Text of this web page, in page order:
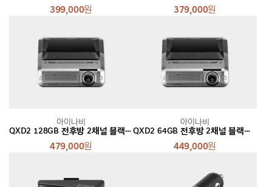
399,000원 379,000원
QXD2 128GB 전후방 2채널 블랙박스
479,000원
아이나비
QXD2 64GB 전후방 2채널 블랙박스
449,000원
아이나비